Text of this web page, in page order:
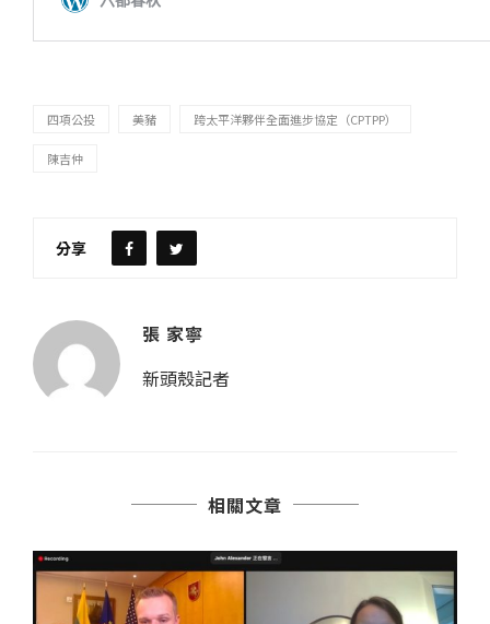
四項公投 美豬 跨太平洋夥伴全面進步協定（CPTPP）
陳吉仲
分享
張 家寧
新頭殼記者
相關文章